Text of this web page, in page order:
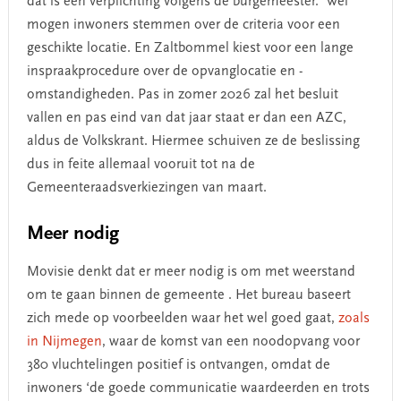
mogen inwoners stemmen over de criteria voor een
geschikte locatie. En Zaltbommel kiest voor een lange
inspraakprocedure over de opvanglocatie en -
omstandigheden. Pas in zomer 2026 zal het besluit
vallen en pas eind van dat jaar staat er dan een AZC,
aldus de Volkskrant. Hiermee schuiven ze de beslissing
dus in feite allemaal vooruit tot na de
Gemeenteraadsverkiezingen van maart.
Meer nodig
Movisie denkt dat er meer nodig is om met weerstand
om te gaan binnen de gemeente . Het bureau baseert
zich mede op voorbeelden waar het wel goed gaat, zoals
in Nijmegen, waar de komst van een noodopvang voor
380 vluchtelingen positief is ontvangen, omdat de
inwoners ‘de goede communicatie waardeerden en trots